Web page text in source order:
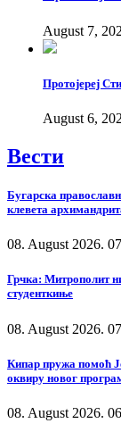
August 7,
Протојереј
August 6,
Вести
Бугарска
клевета
08. August 2026.
Грчка: Митрополит
студенткиње
08. August 2026.
Кипар пружа помоћ
оквиру новог
08. August 2026.